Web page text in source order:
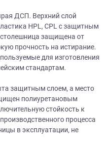
ДСП. Верхний слой
HPL, CPL с защитным
столешница защищена от
прочность на истирание.
для изготовления
стандартам.
защитным слоем, а место
полиуретановым
стойкость к
процесса
в эксплуатации, не